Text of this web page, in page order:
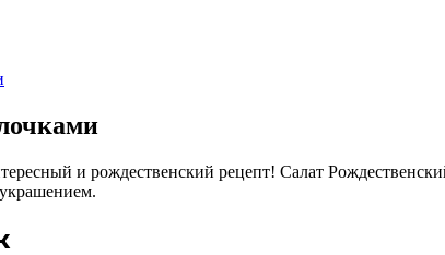
и рождественский рецепт! Салат